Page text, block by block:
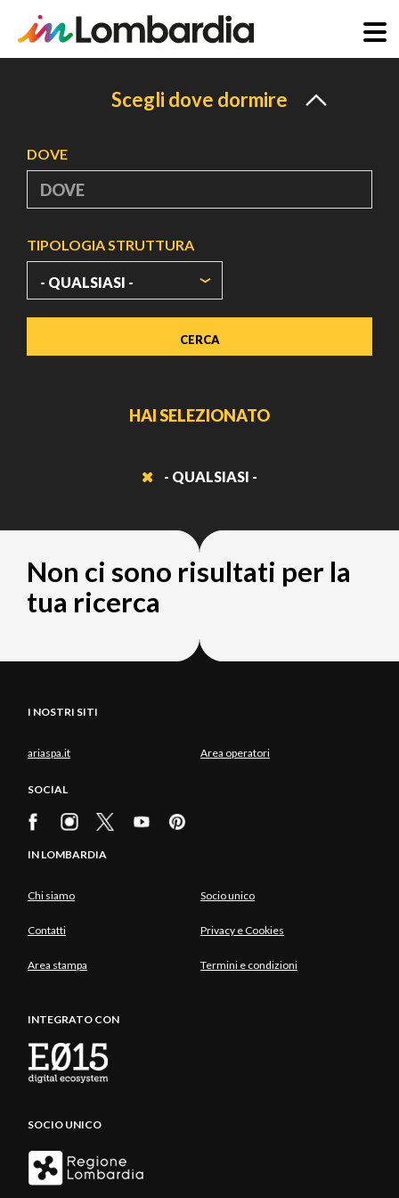
Scegli dove dormire
DOVE
TIPOLOGIA STRUTTURA
HAI SELEZIONATO
- QUALSIASI -
Non ci sono risultati per la
tua ricerca
I NOSTRI SITI
ariaspa.it Area operatori
SOCIAL
IN LOMBARDIA
Chi siamo Socio unico
Contatti Privacy e Cookies
Area stampa Termini e condizioni
INTEGRATO CON
SOCIO UNICO